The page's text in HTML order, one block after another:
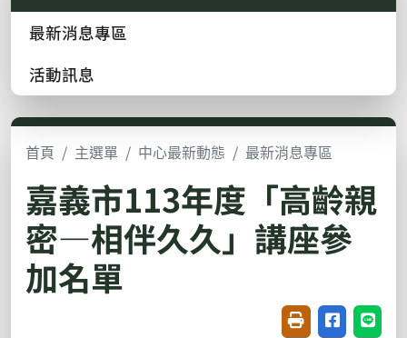
最新消息專區
活動訊息
首頁 主選單 中心最新動態 最新消息專區
嘉義市113年度「高齡親
密—相伴久久」講座參
加名單
友善列印(開新視
分享至臉書
分享